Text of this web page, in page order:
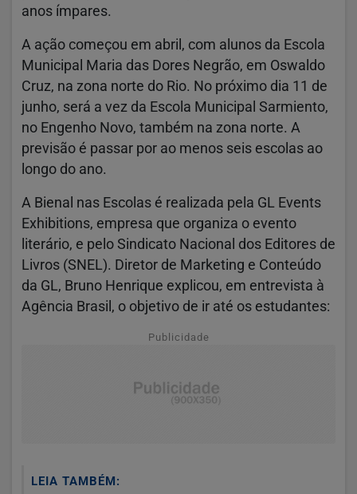
anos ímpares.
A ação começou em abril, com alunos da Escola
Municipal Maria das Dores Negrão, em Oswaldo
Cruz, na zona norte do Rio. No próximo dia 11 de
junho, será a vez da Escola Municipal Sarmiento,
no Engenho Novo, também na zona norte. A
previsão é passar por ao menos seis escolas ao
longo do ano.
A Bienal nas Escolas é realizada pela GL Events
Exhibitions, empresa que organiza o evento
literário, e pelo Sindicato Nacional dos Editores de
Livros (SNEL). Diretor de Marketing e Conteúdo
da GL, Bruno Henrique explicou, em entrevista à
Agência Brasil, o objetivo de ir até os estudantes:
Publicidade
LEIA TAMBÉM: